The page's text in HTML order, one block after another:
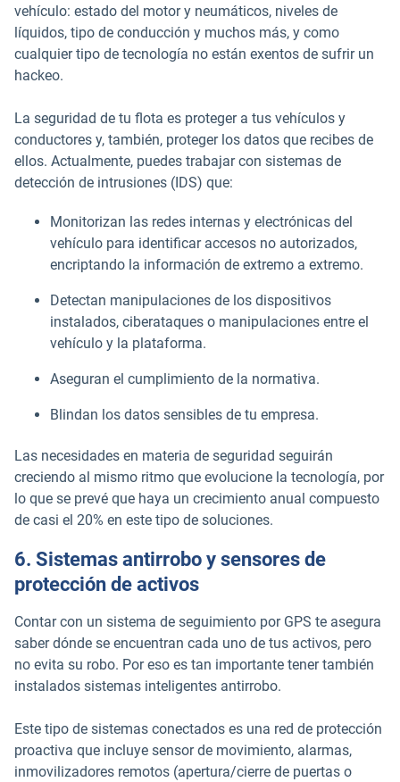
vehículo: estado del motor y neumáticos, niveles de
líquidos, tipo de conducción y muchos más, y como
cualquier tipo de tecnología no están exentos de sufrir un
hackeo.
La seguridad de tu flota es proteger a tus vehículos y
conductores y, también, proteger los datos que recibes de
ellos. Actualmente, puedes trabajar con sistemas de
detección de intrusiones (IDS) que:
Monitorizan las redes internas y electrónicas del
vehículo para identificar accesos no autorizados,
encriptando la información de extremo a extremo.
Detectan manipulaciones de los dispositivos
instalados, ciberataques o manipulaciones entre el
vehículo y la plataforma.
Aseguran el cumplimiento de la normativa.
Blindan los datos sensibles de tu empresa.
Las necesidades en materia de seguridad seguirán
creciendo al mismo ritmo que evolucione la tecnología, por
lo que se prevé que haya un crecimiento anual compuesto
de casi el 20% en este tipo de soluciones.
6. Sistemas antirrobo y sensores de
protección de activos
Contar con un sistema de seguimiento por GPS te asegura
saber dónde se encuentran cada uno de tus activos, pero
no evita su robo. Por eso es tan importante tener también
instalados sistemas inteligentes antirrobo.
Este tipo de sistemas conectados es una red de protección
proactiva que incluye sensor de movimiento, alarmas,
inmovilizadores remotos (apertura/cierre de puertas o